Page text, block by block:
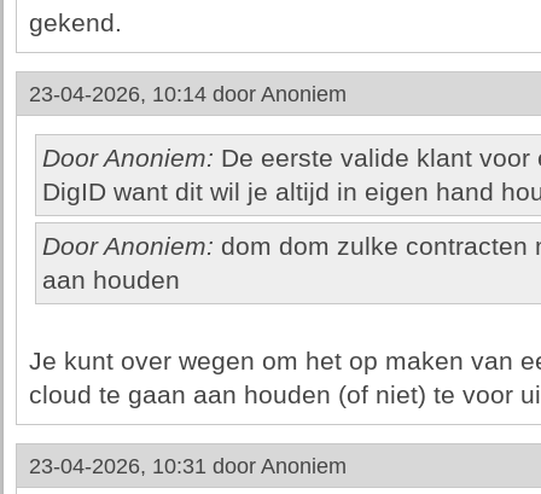
gekend.
23-04-2026, 10:14 door Anoniem
Door Anoniem: De eerste valide klant
DigID want dit wil je altijd in eigen hand
Door Anoniem: dom dom zulke contracten
aan houden
Je kunt over wegen om het op maken van
cloud te gaan aan houden (of niet) te voor
23-04-2026, 10:31 door Anoniem